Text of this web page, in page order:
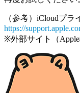
（参考）iCloudプ
https://
※外部サイト（